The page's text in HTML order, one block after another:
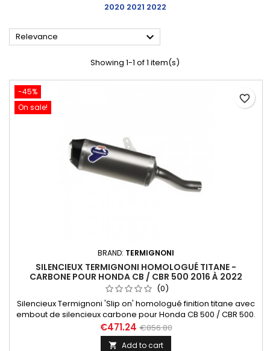
2020 2021 2022
Relevance 
Showing 1-1 of 1 item(s)
-45%
On sale!
BRAND: TERMIGNONI
SILENCIEUX TERMIGNONI HOMOLOGUÉ TITANE -
CARBONE POUR HONDA CB / CBR 500 2016 À 2022
(0)
Silencieux Termignoni 'Slip on' homologué finition titane avec
embout de silencieux carbone pour Honda CB 500 / CBR 500.
Compatibles avec les modèles suivants: Honda CB 500 2016 à
2022, Honda CBR 500 2016 à 2022, Honda CB 500 2019 à 2022,
Honda CBR 500 2019 à 2022.
€471.24 €856.80
 Add to cart
favorite_border